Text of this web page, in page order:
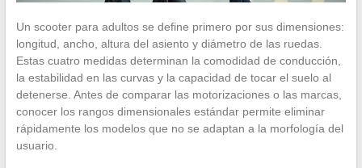
Un scooter para adultos se define primero por sus dimensiones:
longitud, ancho, altura del asiento y diámetro de las ruedas.
Estas cuatro medidas determinan la comodidad de conducción,
la estabilidad en las curvas y la capacidad de tocar el suelo al
detenerse. Antes de comparar las motorizaciones o las marcas,
conocer los rangos dimensionales estándar permite eliminar
rápidamente los modelos que no se adaptan a la morfología del
usuario.